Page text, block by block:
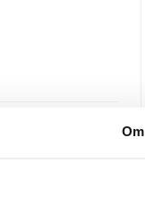
Om